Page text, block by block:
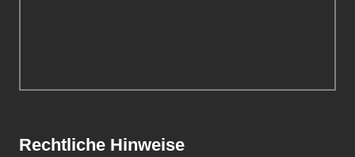
Rechtliche Hinweise